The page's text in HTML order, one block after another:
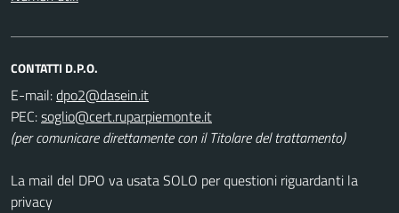
CONTATTI D.P.O.
E-mail:
PEC:
(per comunicare direttamente con il Titolare del trattamento)
La mail del DPO va usata SOLO per questioni riguardanti la
privacy